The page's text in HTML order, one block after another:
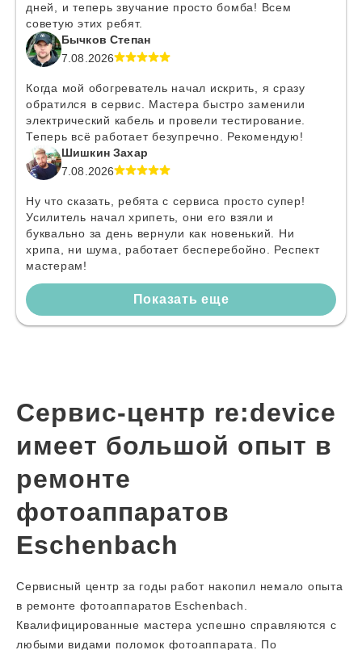
дней, и теперь звучание просто бомба! Всем
советую этих ребят.
Бычков Степан
7.08.2026
Когда мой обогреватель начал искрить, я сразу
обратился в сервис. Мастера быстро заменили
электрический кабель и провели тестирование.
Теперь всё работает безупречно. Рекомендую!
Шишкин Захар
7.08.2026
Ну что сказать, ребята с сервиса просто супер!
Усилитель начал хрипеть, они его взяли и
буквально за день вернули как новенький. Ни
хрипа, ни шума, работает бесперебойно. Респект
мастерам!
Показать еще
Сервис-центр re:device
имеет большой опыт в
ремонте
фотоаппаратов
Eschenbach
Сервисный центр за годы работ накопил немало опыта
в ремонте фотоаппаратов Eschenbach.
Квалифицированные мастера успешно справляются с
любыми видами поломок фотоаппарата. По